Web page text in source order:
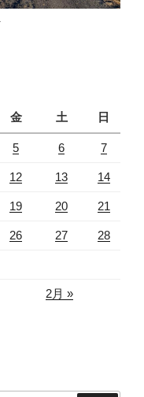
金 土 日
5 6 7
12 13 14
19 20 21
26 27 28
2月 »